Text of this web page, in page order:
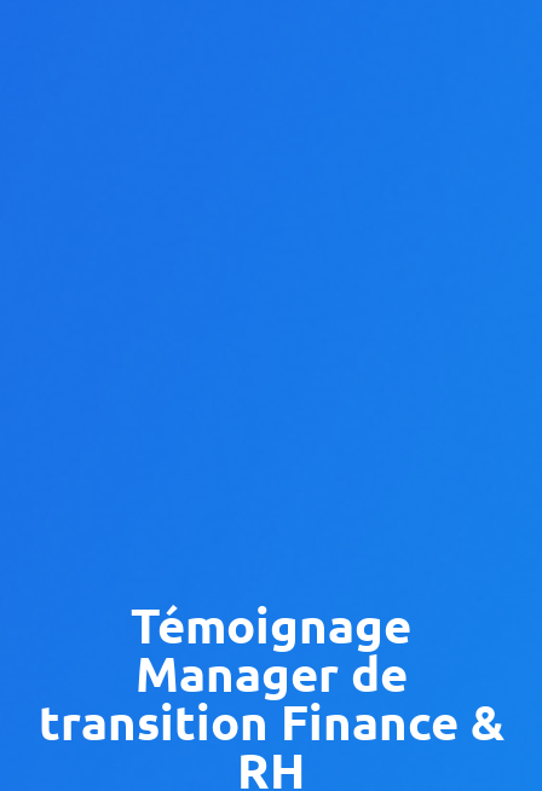
Témoignage
Manager de
transition Finance &
RH